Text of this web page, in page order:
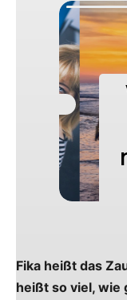
Fika heißt das
heißt so viel, wie